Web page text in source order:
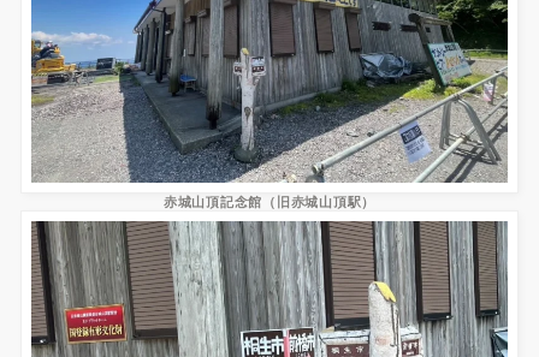
赤城山頂記念館（旧赤城山頂駅）